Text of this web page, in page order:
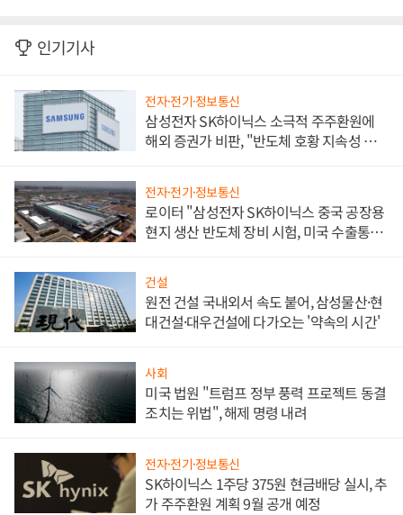
인기기사
전자·전기·정보통신
삼성전자 SK하이닉스 소극적 주주환원에
해외 증권가 비판, "반도체 호황 지속성 의
전자·전기·정보통신
로이터 "삼성전자 SK하이닉스 중국 공장용
현지 생산 반도체 장비 시험, 미국 수출통제
건설
원전 건설 국내외서 속도 붙어, 삼성물산·현
대건설·대우건설에 다가오는 '약속의 시간'
사회
미국 법원 "트럼프 정부 풍력 프로젝트 동결
조치는 위법", 해제 명령 내려
전자·전기·정보통신
SK하이닉스 1주당 375원 현금배당 실시, 추
가 주주환원 계획 9월 공개 예정